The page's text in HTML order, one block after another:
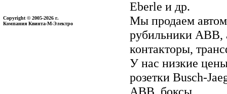
Copyright © 2005-2026 г.
Компания Квинта-М-Электро
Eberle и др.
Мы продаем
рубильники ABB,
контакторы,
У нас низкие
розетки Busch-
ABB, боксы.